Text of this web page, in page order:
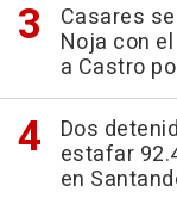
Casares
Noja con
a Castro
Dos
estafar
en